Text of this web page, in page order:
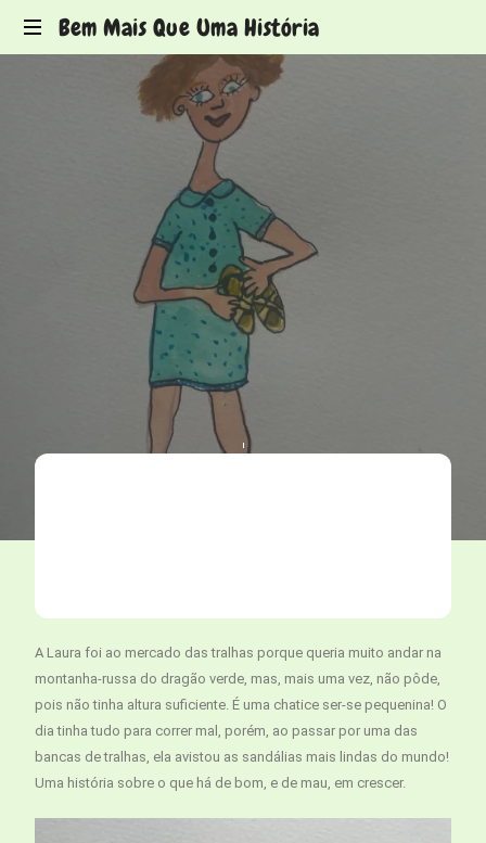
Bem Mais Que Uma História
JULHO 1, 2026
A Laura foi ao mercado das tralhas porque queria muito andar na
montanha-russa do dragão verde, mas, mais uma vez, não pôde,
pois não tinha altura suficiente. É uma chatice ser-se pequenina! O
dia tinha tudo para correr mal, porém, ao passar por uma das
bancas de tralhas, ela avistou as sandálias mais lindas do mundo!
Uma história sobre o que há de bom, e de mau, em crescer.